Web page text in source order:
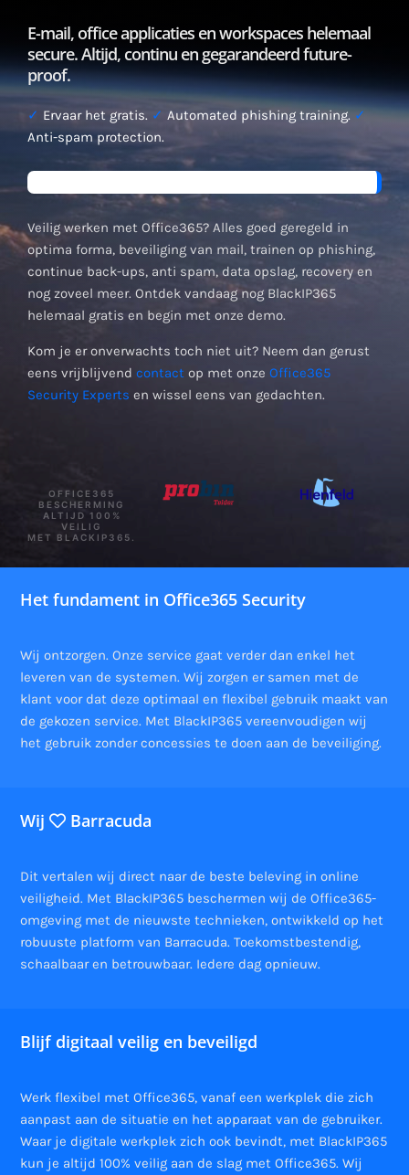
E-mail, office applicaties en workspaces helemaal
secure. Altijd, continu en gegarandeerd future-
proof.
✓ Ervaar het gratis. ✓ Automated phishing training. ✓
Anti-spam protection.
Veilig werken met Office365? Alles goed geregeld in
optima forma, beveiliging van mail, trainen op phishing,
continue back-ups, anti spam, data opslag, recovery en
nog zoveel meer. Ontdek vandaag nog BlackIP365
helemaal gratis en begin met onze demo.
Kom je er onverwachts toch niet uit? Neem dan gerust
eens vrijblijvend contact op met onze Office365
Security Experts en wissel eens van gedachten.
OFFICE365
BESCHERMING
ALTIJD 100%
VEILIG
MET BLACKIP365.
Het fundament in Office365 Security
Wij ontzorgen. Onze service gaat verder dan enkel het
leveren van de systemen. Wij zorgen er samen met de
klant voor dat deze optimaal en flexibel gebruik maakt van
de gekozen service. Met BlackIP365 vereenvoudigen wij
het gebruik zonder concessies te doen aan de beveiliging.
Wij Barracuda
Dit vertalen wij direct naar de beste beleving in online
veiligheid. Met BlackIP365 beschermen wij de Office365-
omgeving met de nieuwste technieken, ontwikkeld op het
robuuste platform van Barracuda. Toekomstbestendig,
schaalbaar en betrouwbaar. Iedere dag opnieuw.
Blijf digitaal veilig en beveiligd
Werk flexibel met Office365, vanaf een werkplek die zich
aanpast aan de situatie en het apparaat van de gebruiker.
Waar je digitale werkplek zich ook bevindt, met BlackIP365
kun je altijd 100% veilig aan de slag met Office365. Wij